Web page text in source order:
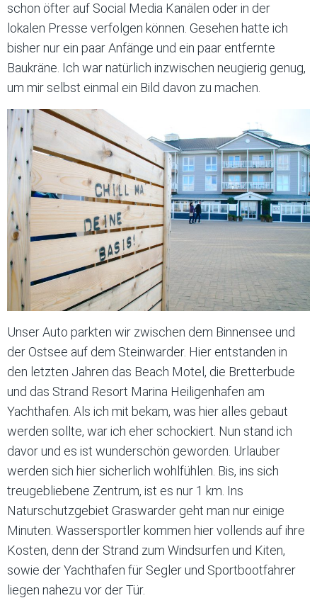
schon öfter auf Social Media Kanälen oder in der
lokalen Presse verfolgen können. Gesehen hatte ich
bisher nur ein paar Anfänge und ein paar entfernte
Baukräne. Ich war natürlich inzwischen neugierig genug,
um mir selbst einmal ein Bild davon zu machen.
Unser Auto parkten wir zwischen dem Binnensee und
der Ostsee auf dem Steinwarder. Hier entstanden in
den letzten Jahren das Beach Motel, die Bretterbude
und das Strand Resort Marina Heiligenhafen am
Yachthafen. Als ich mit bekam, was hier alles gebaut
werden sollte, war ich eher schockiert. Nun stand ich
davor und es ist wunderschön geworden. Urlauber
werden sich hier sicherlich wohlfühlen. Bis, ins sich
treugebliebene Zentrum, ist es nur 1 km. Ins
Naturschutzgebiet Graswarder geht man nur einige
Minuten. Wassersportler kommen hier vollends auf ihre
Kosten, denn der Strand zum Windsurfen und Kiten,
sowie der Yachthafen für Segler und Sportbootfahrer
liegen nahezu vor der Tür.